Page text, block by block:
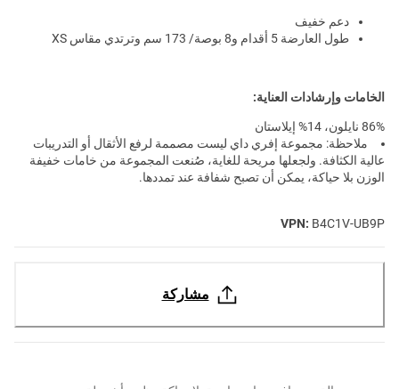
دعم خفيف
طول العارضة 5 أقدام و8 بوصة/ 173 سم وترتدي مقاس XS
الخامات وإرشادات العناية:
86% نايلون، 14% إيلاستان
ملاحظة: مجموعة إفري داي ليست مصممة لرفع الأثقال أو التدريبات
عالية الكثافة. ولجعلها مريحة للغاية، صُنعت المجموعة من خامات خفيفة
الوزن بلا حياكة، يمكن أن تصبح شفافة عند تمددها.
VPN: B4C1V-UB9P
مشاركة